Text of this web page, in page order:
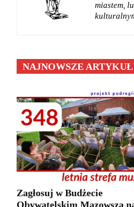
miastem,
NAJNOWSZE
Zagłosuj w Budżecie
Obywatelskim Mazowsza